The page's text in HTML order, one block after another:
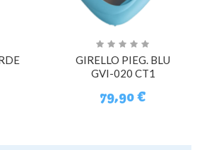
GIRELLO PIEG. BLU
GVI-020 CT1
79,90 €